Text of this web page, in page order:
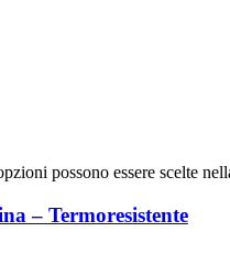
possono essere scelte
– Termoresistente